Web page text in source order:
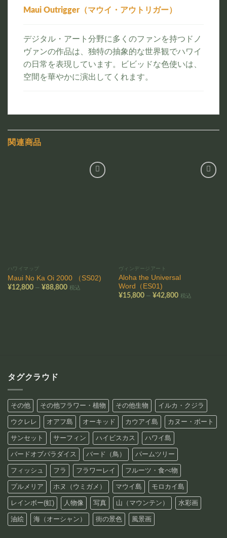
Maui Outrigger（マウイ・アウトリガー）
デジタル・アート分野に多くのファンを持つドノ
ヴァンの作品は、独特の抽象的な世界観でハワイ
の日常を表現しています。ビビッドな色使いは、
空間を華やかに演出してくれます。
関連商品
ハワイマップ
Maui No Ka Oi 2000 （SS02)
¥12,800 – ¥88,800価税込
ヴィンデージアート
Aloha the Universal
Word（ES01)
¥15,800 – ¥42,800価税込
タグクラウド
その他 その他フラワー・植物 その他生物 イルカ・クジラ
ウクレレ オアフ島 オーキッド カウアイ島 カヌー・ボート
サンセット サーフィン ハイビスカス ハワイ島
バードオブパラダイス バード（鳥） パームツリー
フィッシュ フラ フラワーレイ フルーツ・食べ物
プルメリア ホヌ（ウミガメ） マウイ島 モロカイ島
レインボー(虹) 人物像 写真 山（マウンテン） 水彩画
油絵 海（オーシャン） 街の景色 風景画